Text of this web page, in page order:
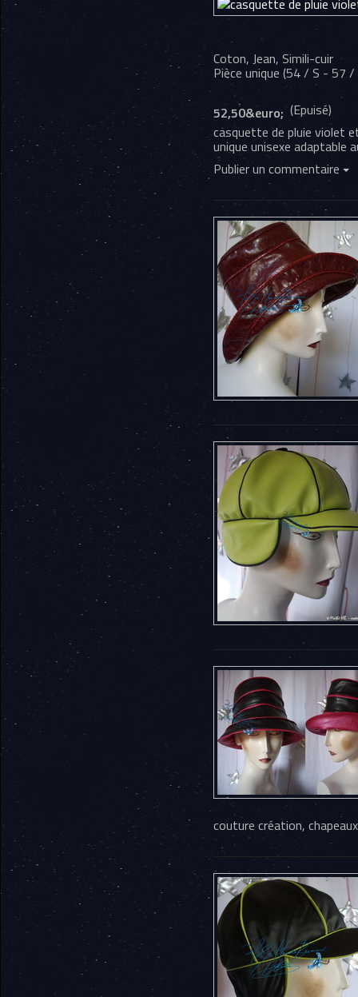
Coton, Jean, Simili-cuir
Pièce unique (54 / S - 57 /
52,50&euro; (Epuisé)
casquette de pluie violet
unique unisexe
Publier un commentaire
couture création,